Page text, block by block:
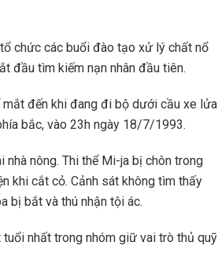
chức các buổi đào tạo xử lý chất nổ
đầu tìm kiếm nạn nhân đầu tiên.
đến khi đang đi bộ dưới cầu xe lửa
bắc, vào 23h ngày 18/7/1993.
nhà nông. Thi thể Mi-ja bị chôn trong
khi cắt cỏ. Cảnh sát không tìm thấy
bị bắt và thú nhận tội ác.
nhất trong nhóm giữ vai trò thủ quỹ